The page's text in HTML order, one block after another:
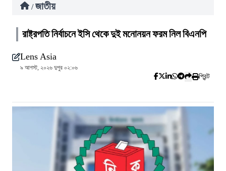
/ জাতীয়
রাষ্ট্রপতি নির্বাচনে ইসি থেকে দুই মনোনয়ন ফরম নিল বিএনপি
Lens Asia
৯ আগস্ট, ২০২৬ দুপুর ০২:০৬
প্রিন্ট